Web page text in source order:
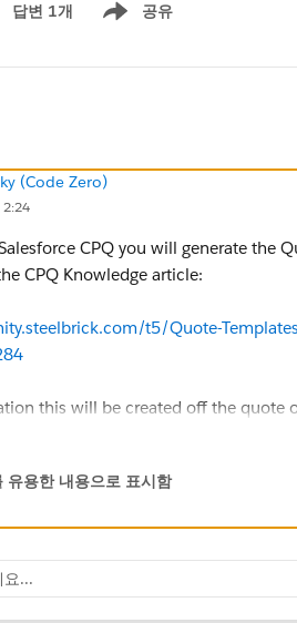
답변 1개 공유
Show menu
(Code Zero)
2:24
CPQ you will generate the
CPQ Knowledge article:
t5/Quote-
this will be created off the quote
t5/CPQ/
be to set the
contracted the ID should be set to
the Salesperson to select
유용한 내용으로 표시함
요...